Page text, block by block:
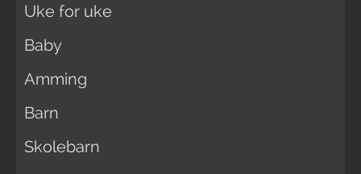
Uke for uke
Baby
Amming
Barn
Skolebarn